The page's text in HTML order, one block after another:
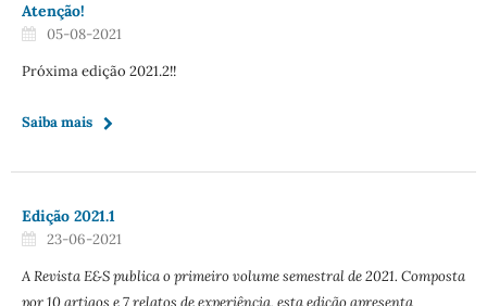
Atenção!
05-08-2021
Próxima edição 2021.2!!
Saiba mais
Edição 2021.1
23-06-2021
A Revista E&S publica o primeiro volume semestral de 2021. Composta
por 10 artigos e 7 relatos de experiência, esta edição apresenta